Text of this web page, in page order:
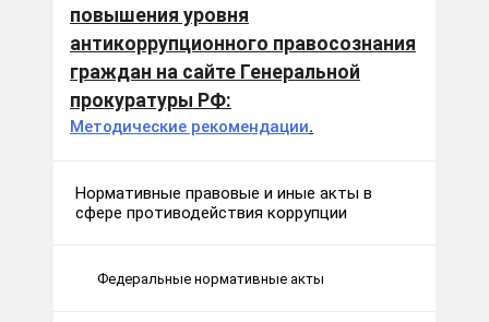
повышения уровня
антикоррупционного правосознания
граждан на сайте Генеральной
прокуратуры РФ:
Методические рекомендации.
Нормативные правовые и иные акты в
сфере противодействия коррупции
Федеральные нормативные акты